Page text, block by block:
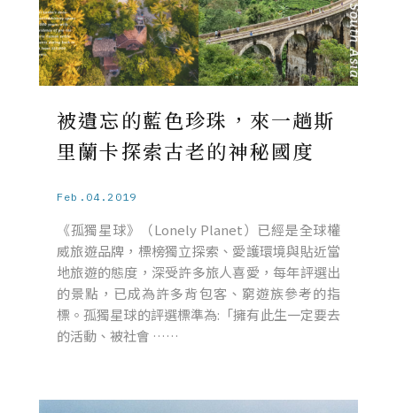
被遺忘的藍色珍珠，來一趟斯
里蘭卡探索古老的神秘國度
Feb.04.2019
《孤獨星球》（Lonely Planet）已經是全球權
威旅遊品牌，標榜獨立探索、愛護環境與貼近當
地旅遊的態度，深受許多旅人喜愛，每年評選出
的景點，已成為許多背包客、窮遊族參考的指
標。孤獨星球的評選標準為:「擁有此生一定要去
的活動、被社會 ……